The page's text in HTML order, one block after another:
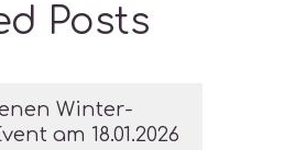
Posts
Winter-
am 18.01.2026